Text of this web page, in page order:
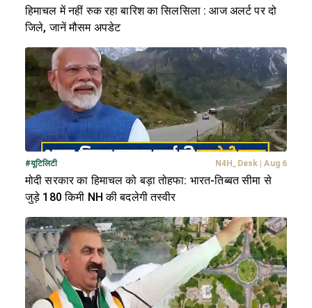
हिमाचल में नहीं रुक रहा बारिश का सिलसिला : आज अलर्ट पर दो
जिले, जानें मौसम अपडेट
#यूटिलिटी N4H_Desk Aug 6
मोदी सरकार का हिमाचल को बड़ा तोहफा: भारत-तिब्बत सीमा से
जुड़े 180 किमी NH की बदलेगी तस्वीर